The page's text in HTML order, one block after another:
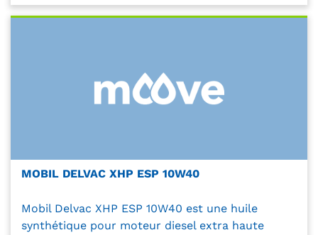
MOBIL DELVAC XHP ESP 10W40
Mobil Delvac XHP ESP 10W40 est une huile
synthétique pour moteur diesel extra haute